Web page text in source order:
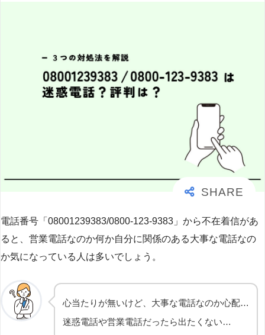
電話番号「08001239383/0800-123-9383」から不在着信があ
ると、営業電話なのか何か自分に関係のある大事な電話なの
か気になっている人は多いでしょう。
心当たりが無いけど、大事な電話なのか心配…
迷惑電話や営業電話だったら出たくない…